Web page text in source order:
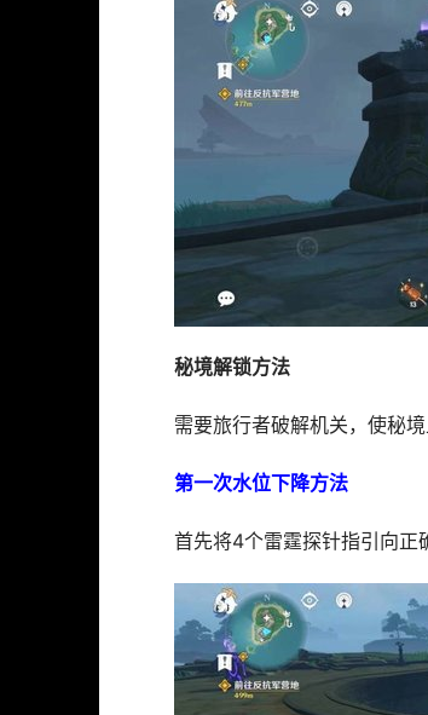
秘境解锁方法
需要旅行者破解机关，使秘境
第一次水位下降方法
首先将4个雷霆探针指引向正